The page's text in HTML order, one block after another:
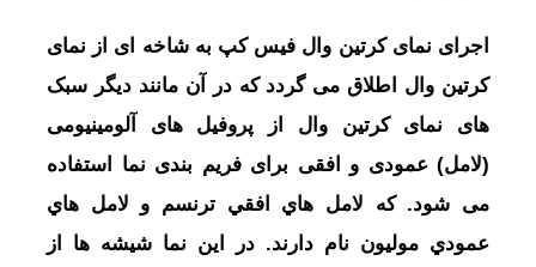
اجرای نمای کرتین وال فیس کپ به شاخه ای از نمای
کرتین وال اطلاق می گردد که در آن مانند دیگر سبک
های نمای کرتین وال از پروفیل های آلومینیومی
(لامل) عمودی و افقی برای فریم بندی نما استفاده
می شود. که لامل هاي افقي ترنسم و لامل هاي
عمودي موليون نام دارند. در اين نما شيشه ها از